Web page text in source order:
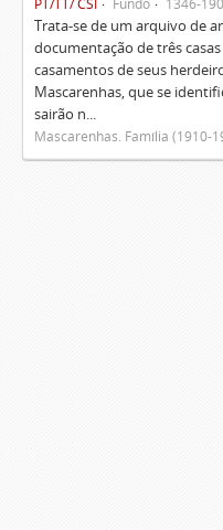
Trata-se de um arquivo de
documentação de três
casamentos de seus
Mascarenhas, que se
sairão n...
Mascarenhas. Família (1910-